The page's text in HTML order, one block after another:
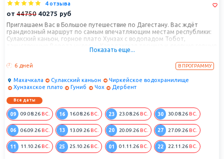
4 отзыва
от 44750 40275 руб
Приглашаем Вас в Большое путешествие по Дагестану. Вас ждёт
грандиозный маршрут по самым впечатляющим местам республики:
Сулакский каньон, горное плато Хунзах с водопадом Тобот,
аулы Кавказа, где история оживает в каждом камне. Завершим
двухтысячелетней историей, где вы посетите крепость Нарын-Кала,
дней вдохновения, эмоций и открытий — всё самое лучшее в одном
путешествии по Дагестану!
Показать еще...
6 дней В ПРОГРАММУ
Махачкала Сулакский каньон
Чиркейское водохранилище
Хунзахское плато
Гуниб Чох Дербент
Все даты
09 09.08.26 ВС. 16 16.08.26 ВС. 23 23.08.26 ВС. 30 30.08.26 ВС.
06 06.09.26 ВС. 13 13.09.26 ВС. 20 20.09.26 ВС. 27 27.09.26 ВС.
11 11.10.26 ВС. 25 25.10.26 ВС. 01 01.11.26 ВС. 22 22.11.26 ВС.